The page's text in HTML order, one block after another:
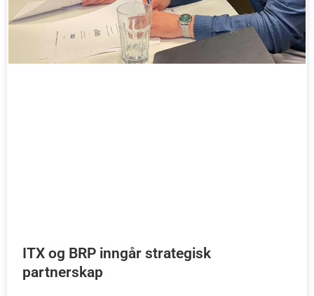
ITX og BRP inngår strategisk
partnerskap